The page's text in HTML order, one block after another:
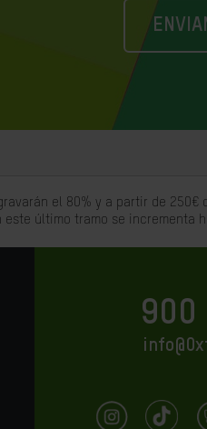
el 80% y a partir de 250€
este último tramo se incrementa
900